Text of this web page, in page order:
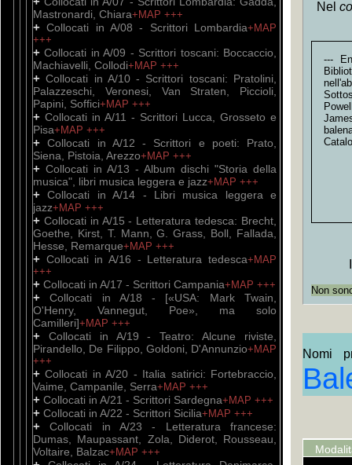
Mastronardi, Chiara+MAP +++
+Collocati in A/08 - Scrittori Lombardia+MAP
+++
+Collocati in A/09 - Scrittori toscani: Boccaccio,
Machiavelli, Collodi+MAP +++
+Collocati in A/10 - Scrittori toscani: Pratolini,
Palazzeschi, Veronesi, Van Straten, Piccioli,
Papini, Soffici+MAP +++
+ Collocati in A/11 - Scrittori Lucca, Grosseto e
Pisa+MAP +++
+Collocati in A/12 - Scrittori e poeti: Prato,
Siena, Pistoia, Arezzo+MAP +++
+ Collocati in A/13 - Album dischi "Storia della
musica", libri musica leggera e jazz+MAP +++
+Collocati in A/14 - Libri musica leggera e
jazz+MAP +++
+ Collocati in A/15 - Letteratura tedesca: Brecht,
Goethe, Kirst, T. Mann, G. Grass, Boll, Fallada,
Hesse, Remarque+MAP +++
+ Collocati in A/16 - Letteratura tedesca+MAP
+++
+ Collocati in A/17 - Scrittori Campania+MAP +++
+Collocati in A/18 - [«USA: Mark Twain,
O'Henry, Vannegut, Poe», ma solo
Camilleri]+MAP +++
+ Collocati in A/19 - Teatro: Alcune riviste,
Pirandello, De Filippo, Goldoni, D'Annunzio+MAP
+++
+Collocati in A/20 - Italia satirici: Fortebraccio,
Vaime, Campanile, Serra+MAP +++
+ Collocati in A/21 - Scrittori Sardegna+MAP +++
+ Collocati in A/22 - Scrittori Sicilia+MAP +++
+Collocati in A/23 - Letteratura francese:
Dumas, Maupassant, Zola, Diderot, Rousseau,
Voltaire, Balzac+MAP +++
Nel
---
Non
Nomi